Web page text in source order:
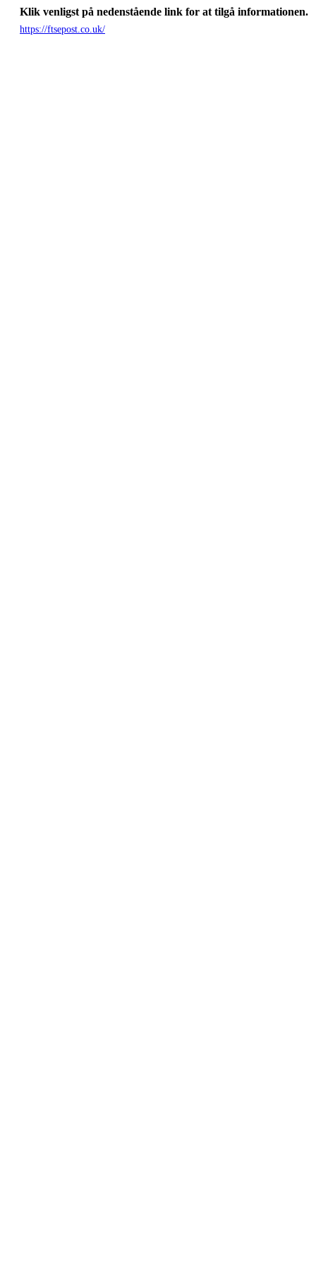
Klik venligst på nedenstående link for at tilgå informationen.
https://ftsepost.co.uk/